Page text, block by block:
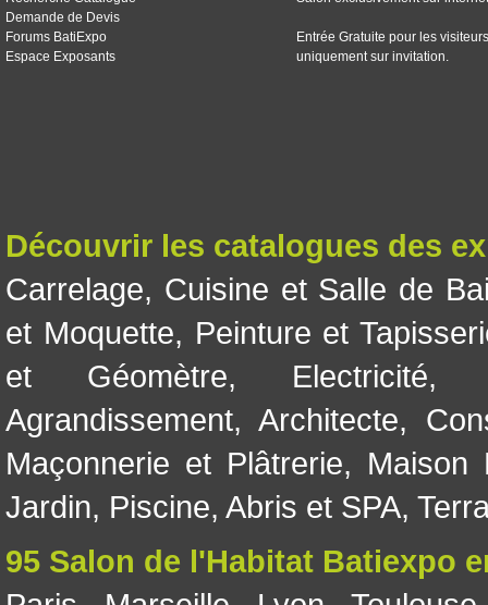
Demande de Devis
Forums BatiExpo
Espace Exposants
Entrée Gratuite pour les visiteurs
uniquement sur invitation.
Découvrir les catalogues des
Carrelage, Cuisine et Salle de
et Moquette, Peinture et
et Géomètre, Electricité
Agrandissement, Architecte,
Maçonnerie et Plâtrerie, Maison
Jardin, Piscine, Abris et SPA,
95 Salon de l'Habitat Batiexpo